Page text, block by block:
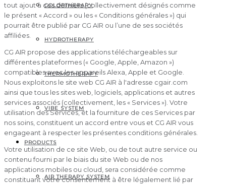
COLORTHERAPY
HYDROTHERAPY
THERMOTHERAPY
VIBE SYSTEM
PRODUCTS
AIR THERAPY SYSTEM
tout ajout à ces derniers (collectivement désignés comme
le présent « Accord » ou les « Conditions générales ») qui
pourrait être publié par CG AIR ou l’une de ses sociétés
affiliées.
CG AIR propose des applications téléchargeables sur
différentes plateformes (« Google, Apple, Amazon »)
compatibles avec les appareils Alexa, Apple et Google.
Nous exploitons le site web CG AIR à l'adresse cgair.com
ainsi que tous les sites web, logiciels, applications et autres
services associés (collectivement, les « Services »). Votre
utilisation des Services, et la fourniture de ces Services par
nos soins, constituent un accord entre vous et CG AIR vous
engageant à respecter les présentes conditions générales.
Votre utilisation de ce site Web, ou de tout autre service ou
contenu fourni par le biais du site Web ou de nos
applications mobiles ou cloud, sera considérée comme
constituant votre consentement à être légalement lié par